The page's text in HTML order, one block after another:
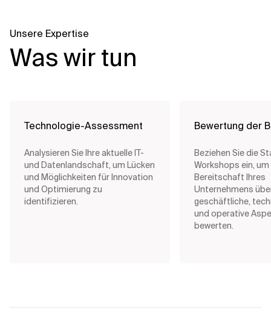
Unsere Expertise
Was wir tun
Technologie-Assessment
Analysieren Sie Ihre aktuelle IT-
und Datenlandschaft, um Lücken
und Möglichkeiten für Innovation
und Optimierung zu
identifizieren.
Bewertung der
Beziehen Sie die
Workshops ein, um
Bereitschaft Ihres
Unternehmens
geschäftliche,
und operative
bewerten.